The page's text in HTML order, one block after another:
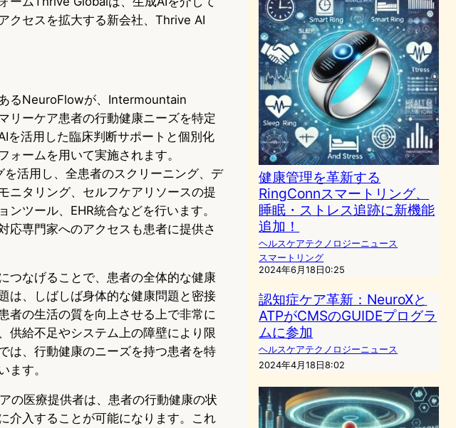
クセスを拡大する新会社、Thrive AI
るNeuroFlowが、Intermountain
リーケア患者の行動健康ニーズを特定
を活用した臨床判断サポートと個別化
ームを用いて実施されます。
活用し、全患者のスクリーニング、デ
ニタリング、セルフケアリソースの提
ツール、EHR統合などを行います。
応専門家へのアクセスも患者に提供さ
つなげることで、患者の全体的な健康
は、しばしば身体的な健康問題と密接
者の生活の質を向上させる上で非常に
供給不足やシステム上の障壁により限
は、行動健康のニーズを持つ患者を特
ます。
の医療提供者は、患者の行動健康の状
介入することが可能になります。これ
健康管理を革新する
RingConnスマートリング、
睡眠・ストレス追跡に新機能
追加！
ヘルスケアテクノロジーニュース
スマートリング
2024年6月18日0:25
認知症ケア革新：NeuroXと
ATPがCMSのGUIDEプログラ
ムに参加
ヘルスケアテクノロジーニュース
2024年4月18日8:02